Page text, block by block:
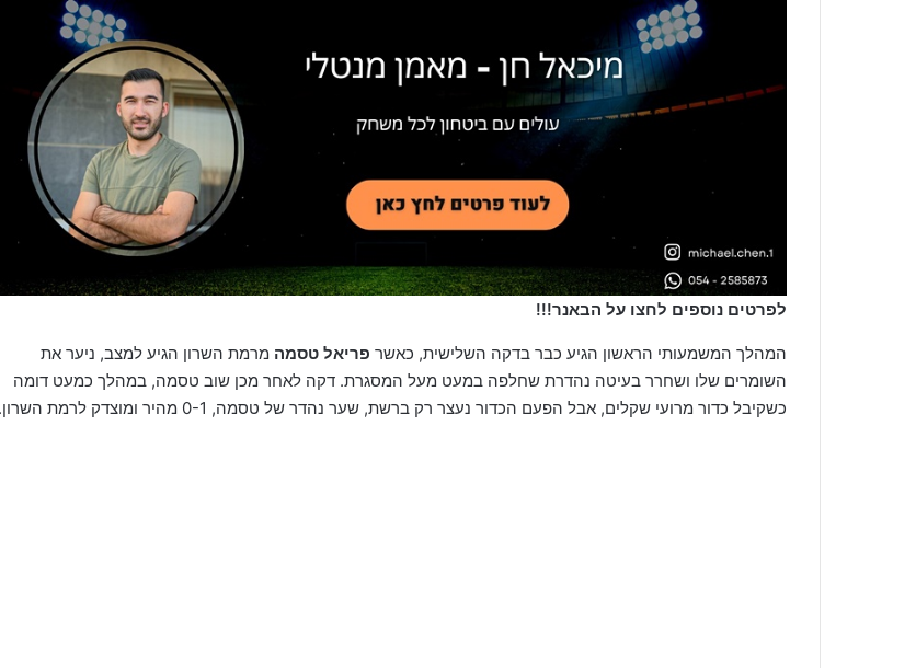
לפרטים נוספים לחצו על הבאנר!!!
המהלך המשמעותי הראשון הגיע כבר בדקה השלישית, כאשר פריאל טסמה מרמת השרון הגיע למצב, ניער את
השומרים שלו ושחרר בעיטה נהדרת שחלפה במעט מעל המסגרת. דקה לאחר מכן שוב טסמה, במהלך כמעט דומה
כשקיבל כדור מרועי שקלים, אבל הפעם הכדור נעצר רק ברשת, שער נהדר של טסמה, 0-1 מהיר ומוצדק לרמת השרון.